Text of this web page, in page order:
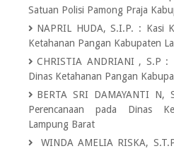
Satuan Polisi Pamong Praja
NAPRIL HUDA, S.I.P. : Kasi
Ketahanan Pangan Kabupaten
CHRISTIA ANDRIANI , S.P :
Dinas Ketahanan Pangan
BERTA SRI DAMAYANTI N,
Perencanaan pada Dinas
Lampung Barat
WINDA AMELIA RISKA,